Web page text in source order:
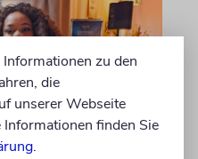
zu den
die
unserer Webseite
finden Sie
.